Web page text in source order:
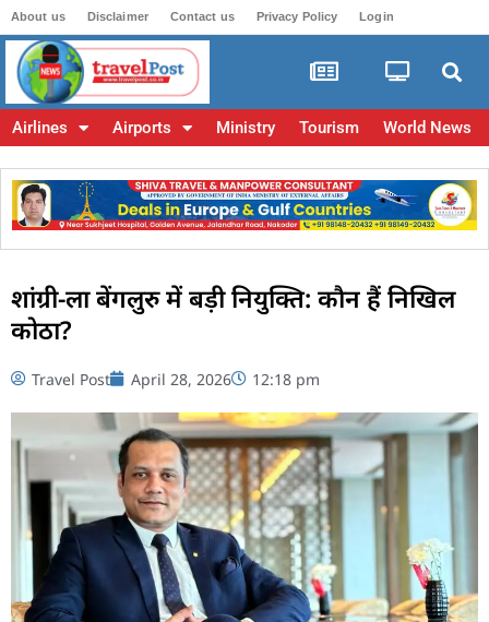
About us Disclaimer Contact us Privacy Policy Login
Airlines Airports Ministry Tourism World News
शांग्री-ला बेंगलुरु में बड़ी नियुक्ति: कौन हैं निखिल
कोठा?
Travel Post April 28, 2026 12:18 pm